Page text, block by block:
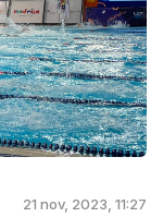
21 nov, 2023, 11:27